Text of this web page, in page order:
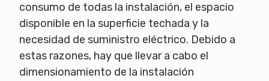
consumo de todas la instalación, el espacio
disponible en la superficie techada y la
necesidad de suministro eléctrico. Debido a
estas razones, hay que llevar a cabo el
dimensionamiento de la instalación